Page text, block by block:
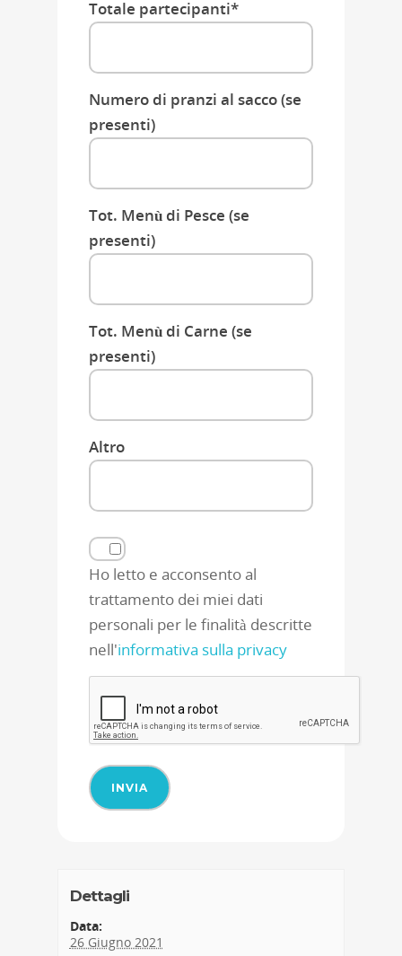
Totale partecipanti*
Numero di pranzi al sacco (se
presenti)
Tot. Menù di Pesce (se
presenti)
Tot. Menù di Carne (se
presenti)
Altro
Ho letto e acconsento al
trattamento dei miei dati
personali per le finalità descritte
nell'informativa sulla privacy
Dettagli
Data:
26 Giugno 2021